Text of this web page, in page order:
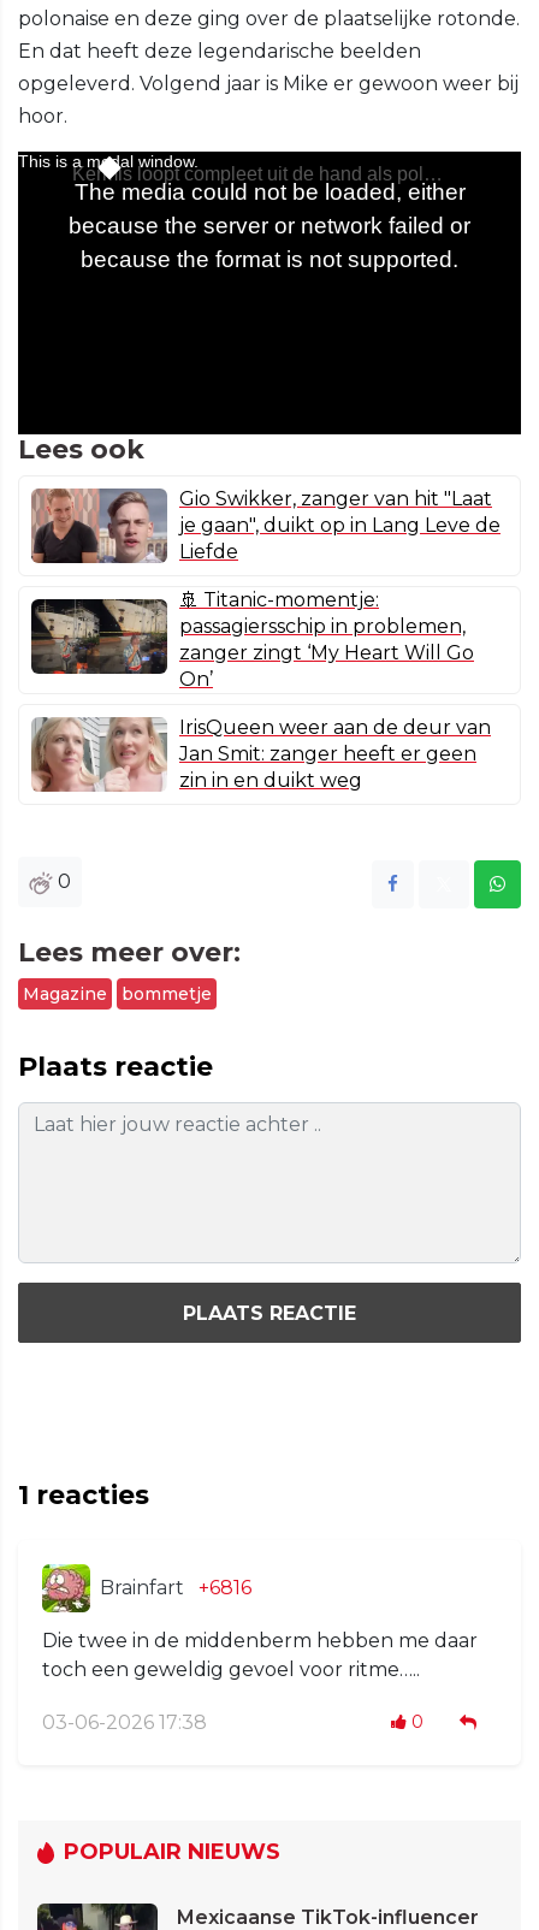
polonaise en deze ging over de plaatselijke rotonde.
En dat heeft deze legendarische beelden
opgeleverd. Volgend jaar is Mike er gewoon weer bij
hoor.
Lees ook
Gio Swikker, zanger van hit "Laat
je gaan", duikt op in Lang Leve de
Liefde
🚢 Titanic-momentje:
passagiersschip in problemen,
zanger zingt ‘My Heart Will Go
On’
IrisQueen weer aan de deur van
Jan Smit: zanger heeft er geen
zin in en duikt weg
0
Lees meer over:
Magazine bommetje
Plaats reactie
PLAATS REACTIE
1 reacties
Brainfart +6816
Die twee in de middenberm hebben me daar
toch een geweldig gevoel voor ritme…..
03-06-2026 17:38 0
POPULAIR NIEUWS
Mexicaanse TikTok-influencer